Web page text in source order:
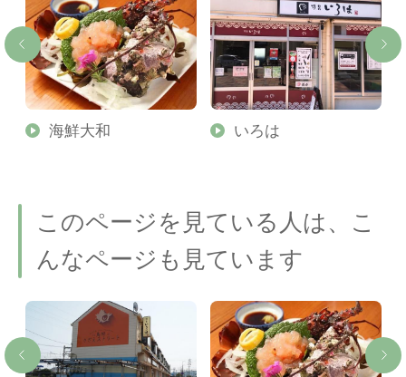
海鮮大和 いろは
このページを見ている人は、こ
んなページも見ています